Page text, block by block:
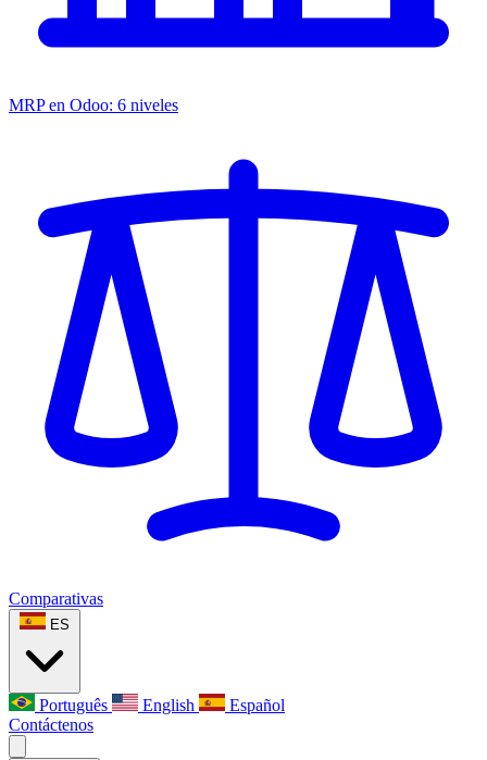
MRP en Odoo: 6 niveles
Comparativas
ES
Português English
Español
Contáctenos